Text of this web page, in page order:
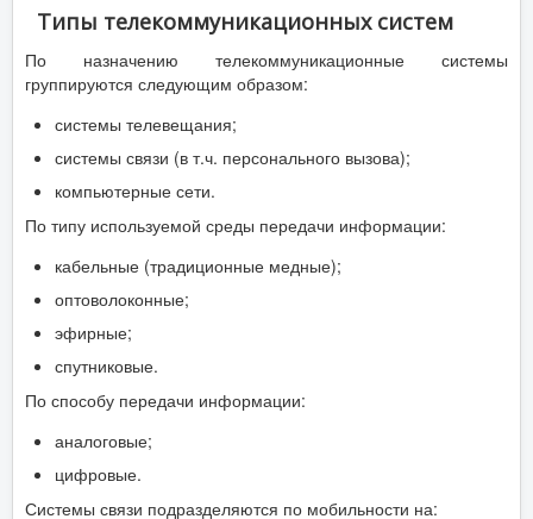
Типы телекоммуникационных систем
По назначению телекоммуникационные системы
группируются следующим образом:
системы телевещания;
системы связи (в т.ч. персонального вызова);
компьютерные сети.
По типу используемой среды передачи информации:
кабельные (традиционные медные);
оптоволоконные;
эфирные;
спутниковые.
По способу передачи информации:
аналоговые;
цифровые.
Системы связи подразделяются по мобильности на: